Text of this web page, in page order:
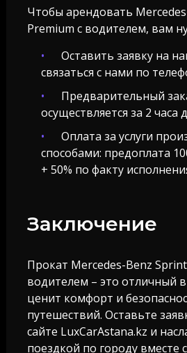
Чтобы арендовать
Premium с водителем, вам
Оставить заявку на
связаться с нами по
Предварительный
осуществляется за 2 часа
Оплата за услуги
способами: предоплата
+ 50% по факту
Заключение
Прокат Mercedes-Benz
водителем – это отличный
ценит комфорт и
путешествий. Оставьте
сайте LuxCarAstana.kz и
поездкой по городу вместе